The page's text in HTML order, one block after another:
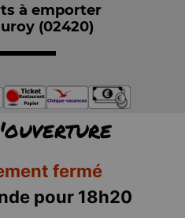
à emporter
(02420)
fermé
pour 18h20